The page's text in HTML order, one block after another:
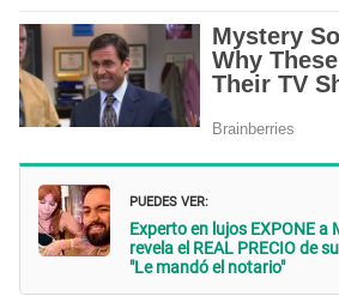
PUEDES VER:
Experto en lujos EXPONE a
revela el REAL PRECIO de
"Le mandó el notario"